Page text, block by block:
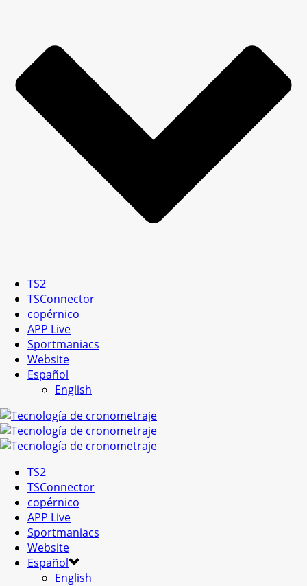
TS2
TSConnector
copérnico
APP Live
Sportmaniacs
Website
Español
English
TS2
TSConnector
copérnico
APP Live
Sportmaniacs
Website
Español
English